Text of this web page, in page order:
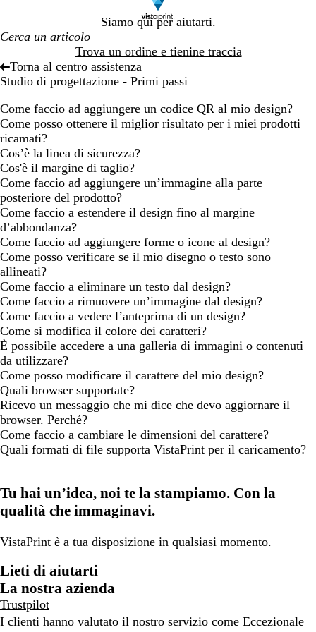
Siamo qui per aiutarti.
Trova un ordine e tienine traccia
Torna al centro assistenza
Studio di progettazione - Primi passi
Come faccio ad aggiungere un codice QR al mio design?
Come posso ottenere il miglior risultato per i miei prodotti
ricamati?
Cos’è la linea di sicurezza?
Cos'è il margine di taglio?
Come faccio ad aggiungere un’immagine alla parte
posteriore del prodotto?
Come faccio a estendere il design fino al margine
d’abbondanza?
Come faccio ad aggiungere forme o icone al design?
Come posso verificare se il mio disegno o testo sono
allineati?
Come faccio a eliminare un testo dal design?
Come faccio a rimuovere un’immagine dal design?
Come faccio a vedere l’anteprima di un design?
Come si modifica il colore dei caratteri?
È possibile accedere a una galleria di immagini o contenuti
da utilizzare?
Come posso modificare il carattere del mio design?
Quali browser supportate?
Ricevo un messaggio che mi dice che devo aggiornare il
browser. Perché?
Come faccio a cambiare le dimensioni del carattere?
Quali formati di file supporta VistaPrint per il caricamento?
Tu hai un’idea, noi te la stampiamo. Con la
qualità che immaginavi.
VistaPrint è a tua disposizione in qualsiasi momento.
Lieti di aiutarti
La nostra azienda
Trustpilot
I clienti hanno valutato il nostro servizio come Eccezionale